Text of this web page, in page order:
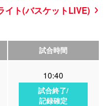
イト(バスケットLIVE)
試合時間
10:40
試合終了/
記録確定